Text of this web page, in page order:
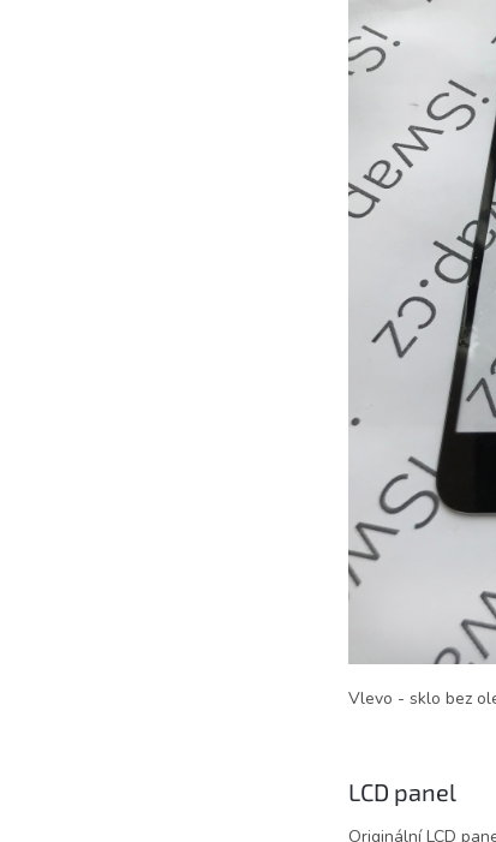
Vlevo - sklo bez
LCD panel
Originální LCD